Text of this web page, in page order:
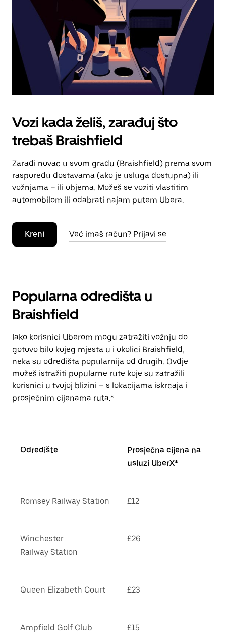
kalendara.
Vozi kada želiš, zarađuj što
trebaš Braishfield
Zaradi novac u svom gradu (Braishfield) prema svom
rasporedu dostavama (ako je usluga dostupna) ili
vožnjama – ili objema. Možeš se voziti vlastitim
automobilom ili odabrati najam putem Ubera.
Kreni Već imaš račun? Prijavi se
Popularna odredišta u
Braishfield
Iako korisnici Uberom mogu zatražiti vožnju do
gotovo bilo kojeg mjesta u i okolici Braishfield,
neka su odredišta popularnija od drugih. Ovdje
možeš istražiti popularne rute koje su zatražili
korisnici u tvojoj blizini – s lokacijama iskrcaja i
prosječnim cijenama ruta.*
Odredište
Prosječna cijena na
usluzi UberX*
Romsey Railway Station £12
Winchester
Railway Station
£26
Queen Elizabeth Court £23
Ampfield Golf Club £15